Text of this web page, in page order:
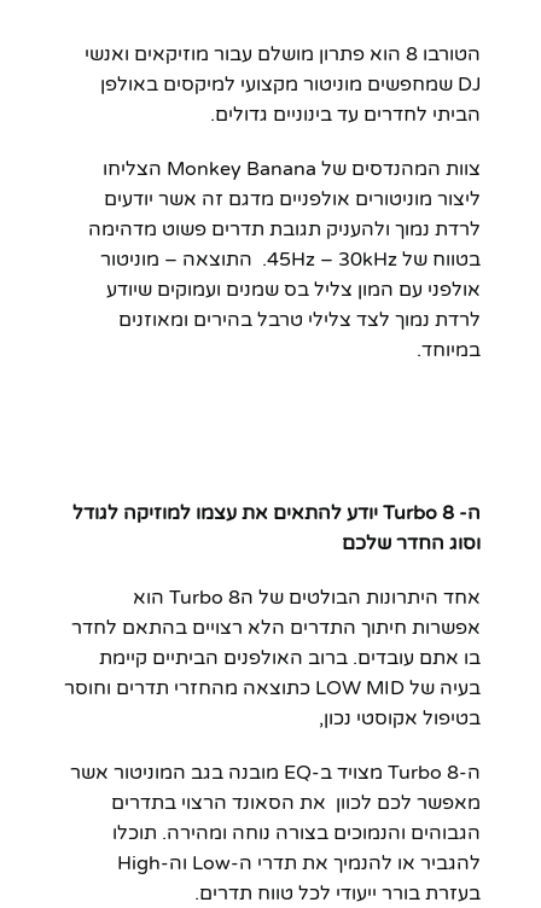
הטורבו 8 הוא פתרון מושלם עבור מוזיקאים ואנשי
DJ שמחפשים מוניטור מקצועי למיקסים באולפן
הביתי לחדרים עד בינוניים גדולים.
צוות המהנדסים של Monkey Banana הצליחו
ליצור מוניטורים אולפניים מדגם זה אשר יודעים
לרדת נמוך ולהעניק תגובת תדרים פשוט מדהימה
בטווח של 45Hz – 30kHz. התוצאה – מוניטור
אולפני עם המון צליל בס שמנים ועמוקים שיודע
לרדת נמוך לצד צלילי טרבל בהירים ומאוזנים
במיוחד.
ה- Turbo 8 יודע להתאים את עצמו למוזיקה לגודל
וסוג החדר שלכם
אחד היתרונות הבולטים של הTurbo 8 הוא
אפשרות חיתוך התדרים הלא רצויים בהתאם לחדר
בו אתם עובדים. ברוב האולפנים הביתיים קיימת
בעיה של LOW MID כתוצאה מהחזרי תדרים וחוסר
בטיפול אקוסטי נכון,
ה-Turbo 8 מצויד ב-EQ מובנה בגב המוניטור אשר
מאפשר לכם לכוון את הסאונד הרצוי בתדרים
הגבוהים והנמוכים בצורה נוחה ומהירה. תוכלו
להגביר או להנמיך את תדרי ה-Low וה-High
בעזרת בורר ייעודי לכל טווח תדרים.